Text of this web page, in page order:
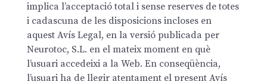
implica l’acceptació total i sense reserves de totes
i cadascuna de les disposicions incloses en
aquest Avís Legal, en la versió publicada per
Neurotoc, S.L. en el mateix moment en què
l’usuari accedeixi a la Web. En conseqüència,
l’usuari ha de llegir atentament el present Avís